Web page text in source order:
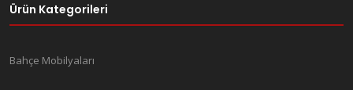
Ürün Kategorileri
Bahçe Mobilyaları